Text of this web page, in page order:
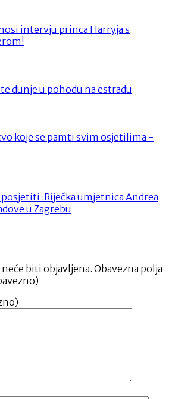
intervju princa Harryja s
dunje u pohodu na estradu
koje se pamti svim osjetilima -
:Riječka umjetnica Andrea
u Zagrebu
neće biti objavljena. Obavezna polja